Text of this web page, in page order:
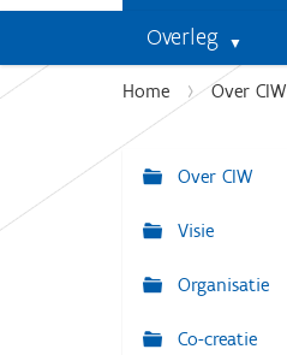
Overleg
U
e
Home Over CIW
N
a
i
g
Over CIW
Visie
Organisatie
Co-creatie